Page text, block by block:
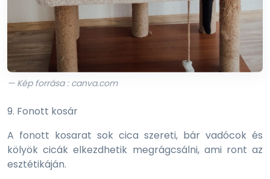
9. Fonott kosár
A fonott kosarat sok cica szereti, bár vadócok és
kölyök cicák elkezdhetik megrágcsálni, ami ront az
esztétikáján.
— Kép forrása : canva.com